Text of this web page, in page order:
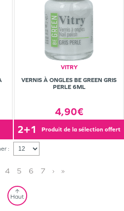
VITRY
VERNIS À ONGLES BE GREEN GRIS
PERLE 6ML
4,90€
2+1 produit de la sélection offert
:
4 5 6 7 › »
Haut